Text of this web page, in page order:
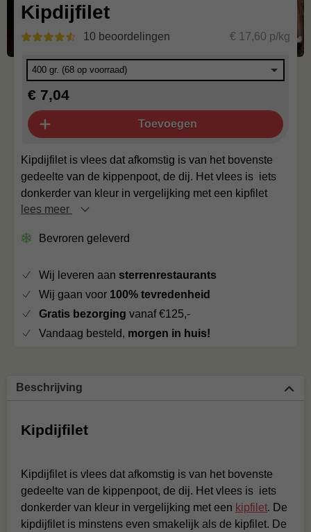
Kipdijfilet
10 beoordelingen € 17,60 p/kg
Kipdijfilet is vlees dat afkomstig is van het bovenste
gedeelte van de kippenpoot, de dij. Het vlees is iets
donkerder van kleur in vergelijking met een kipfilet
lees meer
Bevroren geleverd
€ 7,04
Toevoegen
Wij leveren aan sterrenrestaurants
Wij gaan voor 100% tevredenheid
Gratis bezorging vanaf €125,-
Vandaag besteld, morgen in huis!
Beschrijving
Kipdijfilet
Kipdijfilet is vlees dat afkomstig is van het bovenste
gedeelte van de kippenpoot, de dij. Het vlees is iets
donkerder van kleur in vergelijking met een kipfilet. De
kipdijfilet is minstens even smakelijk als de kipfilet. De